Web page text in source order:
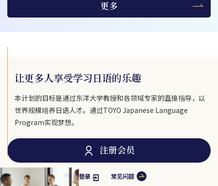
更多
让更多人享受学习日语的乐趣
本计划的目标是通过东洋大学教授和各领域专家的直接指导，以
世界规模培养日语人才。通过TOYO Japanese Language
Program实现梦想。
注册会员
登录 常见问题